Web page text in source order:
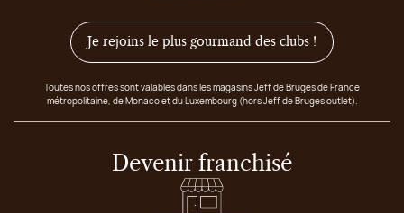
Je rejoins le plus gourmand des clubs !
Toutes nos offres sont valables dans les magasins Jeff de Bruges de France
métropolitaine, de Monaco et du Luxembourg (hors Jeff de Bruges outlet).
Devenir franchisé